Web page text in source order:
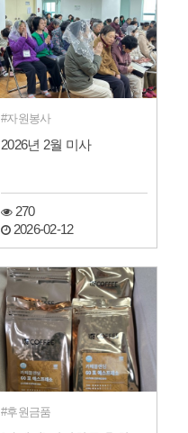
자원봉사
2026년 2월 미사
270
2026-02-12
후원금품